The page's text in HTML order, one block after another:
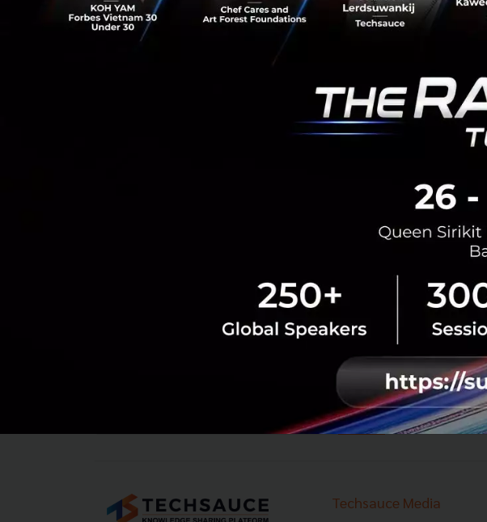
ปี 2019 ยังคงเป็
เคลื่อนไหวอย่างคึ
ผ่านการลงทุนหรื
เมษายน 3, 2019| By
107
Investment
ขสมก. จับมือธ
องค์การขนส่งมว
นำร่องบริการรับ
บนรถโดยสารปรั
เดือน เริ่มตั้งแต่วัน
เมษายน 3, 2019|
BMTA
1360 1361 1362 1363
Techsauce Media